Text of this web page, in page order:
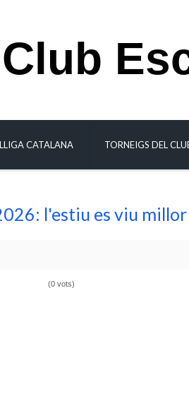
LLIGA CATALANA TORNEIGS DEL
Club
l'estiu es viu
(0 vots)